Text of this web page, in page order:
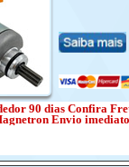
90 dias Confira
Envio imediato